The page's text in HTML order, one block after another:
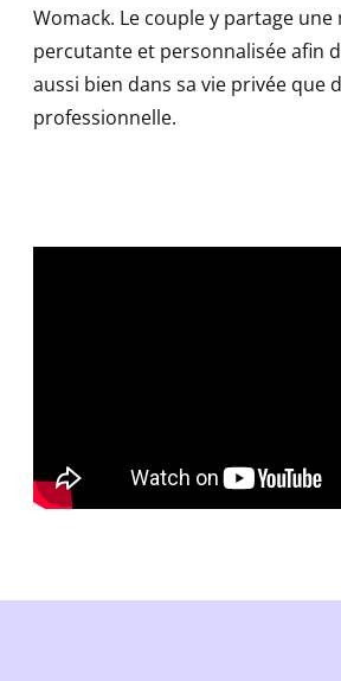
Womack. Le couple y partage
percutante et personnalisée afin
aussi bien dans sa vie privée que
professionnelle.